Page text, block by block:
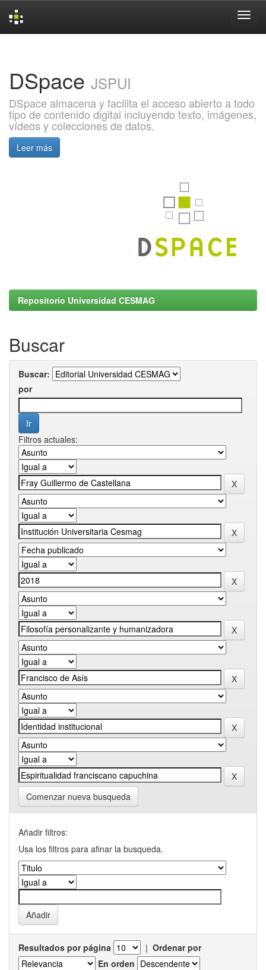
DSpace JSPUI
DSpace almacena y facilita el acceso abierto a todo
tipo de contenido digital incluyendo texto, imágenes,
vídeos y colecciones de datos.
Leer más
Repositorio Universidad CESMAG
Buscar
Buscar:
por
Filtros actuales:
Comenzar nueva busqueda
Añadir filtros:
Usa los filtros para afinar la busqueda.
Resultados por página | Ordenar por
En orden